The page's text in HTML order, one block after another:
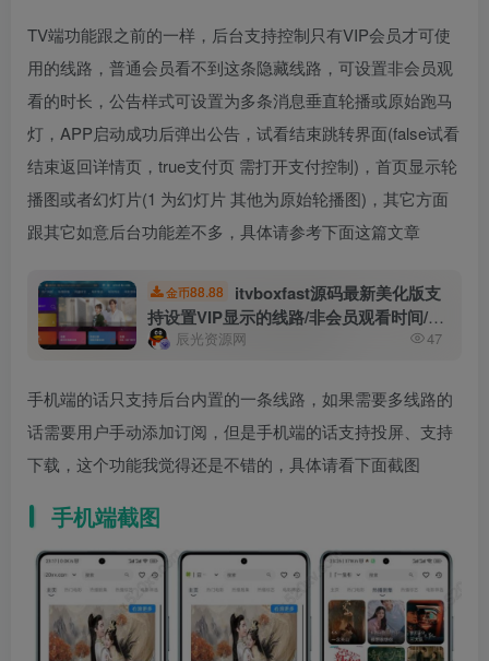
TV端功能跟之前的一样，后台支持控制只有VIP会员才可使
用的线路，普通会员看不到这条隐藏线路，可设置非会员观
看的时长，公告样式可设置为多条消息垂直轮播或原始跑马
灯，APP启动成功后弹出公告，试看结束跳转界面(false试看
结束返回详情页，true支付页 需打开支付控制)，首页显示轮
播图或者幻灯片(1 为幻灯片 其他为原始轮播图)，其它方面
跟其它如意后台功能差不多，具体请参考下面这篇文章
金币88.88
itvboxfast源码最新美化版支
持设置VIP显示的线路/非会员观看时间/公
告显示样式 itvbox二开如意版影视APP源
辰光资源网 47
手机端的话只支持后台内置的一条线路，如果需要多线路的
话需要用户手动添加订阅，但是手机端的话支持投屏、支持
下载，这个功能我觉得还是不错的，具体请看下面截图
手机端截图